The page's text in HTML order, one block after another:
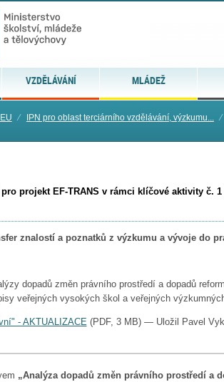
VZDĚLÁVÁNÍ MLÁDEŽ
⁄ IPN pro oblast terciárního vzdělávání, výzkumu... ⁄
projekt EF-TRANS v rámci klíčové aktivity č.
znalostí a poznatků z výzkumu a vývoje do
dopadů změn právního prostředí a dopadů
veřejných vysokých škol a veřejných
- AKTUALIZACE(PDF, 3 MB) — Uložil Pavel
„Analýza dopadů změn právního prostředí a